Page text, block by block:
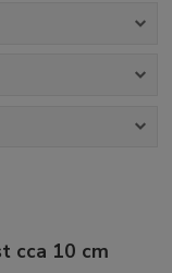
cca 10 cm